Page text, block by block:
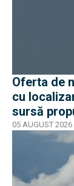
Oferta de
cu
sursă
05 AUGUST 2026